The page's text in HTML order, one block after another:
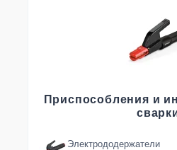
Приспособления и
Электрододержатели